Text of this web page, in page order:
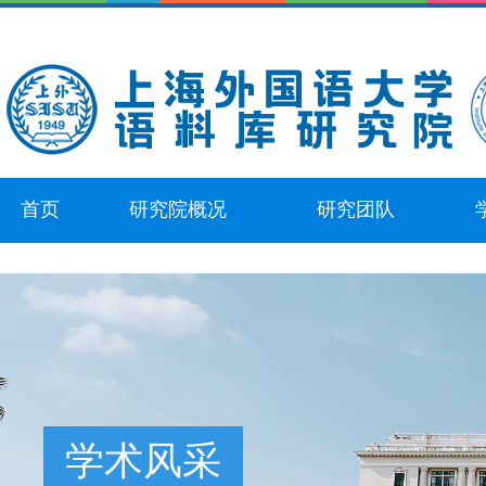
首页 研究院概况 研究团队
学术风采